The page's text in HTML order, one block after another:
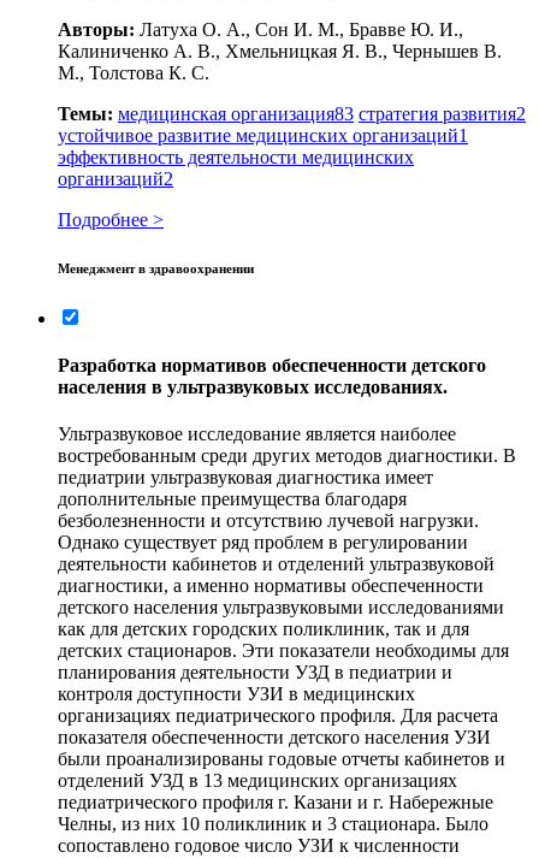
Авторы: Латуха О. А., Сон И. М., Бравве Ю. И.,
Калиниченко А. В., Хмельницкая Я. В., Чернышев В.
М., Толстова К. С.
Темы: медицинская организация83 стратегия развития2
устойчивое развитие медицинских организаций1
эффективность деятельности медицинских
организаций2
Подробнее >
Менеджмент в здравоохранении
Разработка нормативов обеспеченности детского
населения в ультразвуковых исследованиях.
Ультразвуковое исследование является наиболее
востребованным среди других методов диагностики. В
педиатрии ультразвуковая диагностика имеет
дополнительные преимущества благодаря
безболезненности и отсутствию лучевой нагрузки.
Однако существует ряд проблем в регулировании
деятельности кабинетов и отделений ультразвуковой
диагностики, а именно нормативы обеспеченности
детского населения ультразвуковыми исследованиями
как для детских городских поликлиник, так и для
детских стационаров. Эти показатели необходимы для
планирования деятельности УЗД в педиатрии и
контроля доступности УЗИ в медицинских
организациях педиатрического профиля. Для расчета
показателя обеспеченности детского населения УЗИ
были проанализированы годовые отчеты кабинетов и
отделений УЗД в 13 медицинских организациях
педиатрического профиля г. Казани и г. Набережные
Челны, из них 10 поликлиник и 3 стационара. Было
сопоставлено годовое число УЗИ к численности